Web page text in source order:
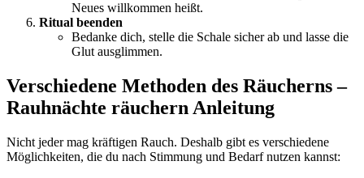
Neues willkommen heißt.
Ritual beenden
Bedanke dich, stelle die Schale sicher ab und lasse die
Glut ausglimmen.
Verschiedene Methoden des Räucherns –
Rauhnächte räuchern Anleitung
Nicht jeder mag kräftigen Rauch. Deshalb gibt es verschiedene
Möglichkeiten, die du nach Stimmung und Bedarf nutzen kannst: